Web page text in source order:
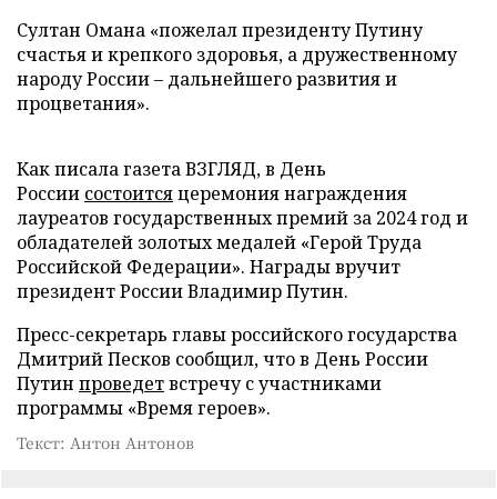
Султан Омана «пожелал президенту Путину
счастья и крепкого здоровья, а дружественному
народу России – дальнейшего развития и
процветания».
Как писала газета ВЗГЛЯД, в День
России состоитсяцеремония награждения
лауреатов государственных премий за 2024 год и
обладателей золотых медалей «Герой Труда
Российской Федерации». Награды вручит
президент России Владимир Путин.
Пресс-секретарь главы российского государства
Дмитрий Песков сообщил, что в День России
Путин проведетвстречу с участниками
программы «Время героев».
Текст: Антон Антонов